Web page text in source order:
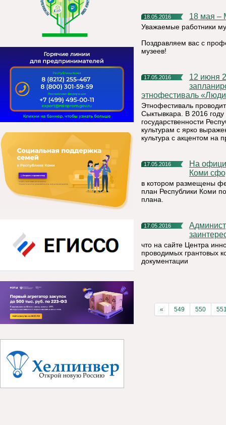
18.05.2016 18 мая
Уважаемые работники
Поздравляем вас с
музеев!
17.05.2016
12 июня 2016 года на Стефановской площади г. Сыктывкар
этнофестиваль
Этнофестиваль
Сыктывкара. В 2016
государственности
культурам с ярко
культура с акцентом на
17.05.2016
На официальном сайте Министерства экономики Республики
Коми
в котором размещены
план Республики Коми
плана.
17.05.2016
Администрация МР «Княжпогостский доводит до сведения
что на сайте Центра
проводимых грантовых
документации
« 549 550